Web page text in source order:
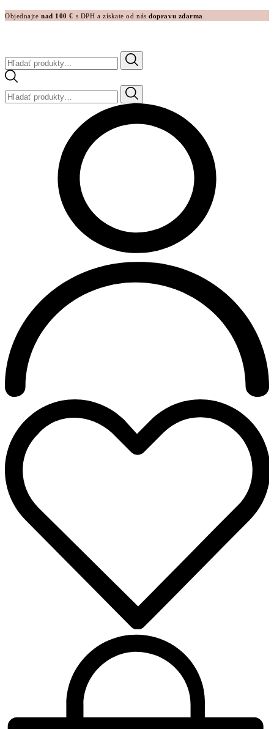
Objednajtenad 100 € s DPH a získate od násdopravu zdarma
Hľadať:
Hľadať: